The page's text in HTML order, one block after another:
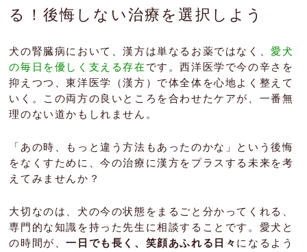
る！後悔しない治療を選択しよう
犬の腎臓病において、漢方は単なるお薬ではなく、愛犬
の毎日を優しく支える存在 です。西洋医学で今の辛さを
抑えつつ、東洋医学（漢方）で体全体を心地よく整えて
いく。この両方の良いところを合わせたケアが、一番無
理のない道かもしれません。
「あの時、もっと違う方法もあったのかな」という後悔
をなくすために、今の治療に漢方をプラスする未来を考
えてみませんか？
大切なのは、犬の今の状態をまるごと分かってくれる、
専門的な知識を持った先生に相談することです。愛犬と
の時間が、一日でも長く、笑顔あふれる日々 になるよう